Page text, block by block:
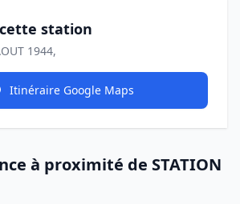
station
1944,
Itinéraire Google Maps
à proximité de STATION